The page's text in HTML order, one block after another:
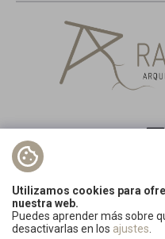
50011
Utilizamos cookies para
nuestra web.
Puedes aprender más sobre
desactivarlas en los ajustes